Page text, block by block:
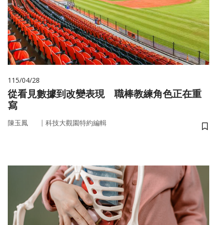
115/04/28
從看見數據到改變表現 職棒教練角色正在重
寫
陳玉鳳 ｜ 科技大觀園特約編輯
儲